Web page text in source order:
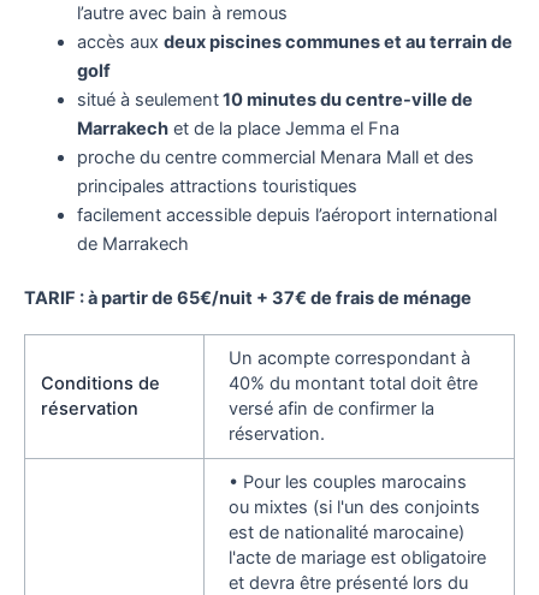
l’autre avec bain à remous
accès aux deux piscines communes et au terrain de
golf
situé à seulement10 minutes du centre-ville de
Marrakechet de la place Jemma el Fna
proche du centre commercial Menara Mall et des
principales attractions touristiques
facilement accessible depuis l’aéroport international
de Marrakech
TARIF : à partir de 65€/nuit + 37€ de frais de ménage
Conditions de
réservation
Un acompte correspondant à
40% du montant total doit être
versé afin de confirmer la
réservation.
• Pour les couples marocains
ou mixtes (si l'un des conjoints
est de nationalité marocaine)
l'acte de mariage est obligatoire
et devra être présenté lors du